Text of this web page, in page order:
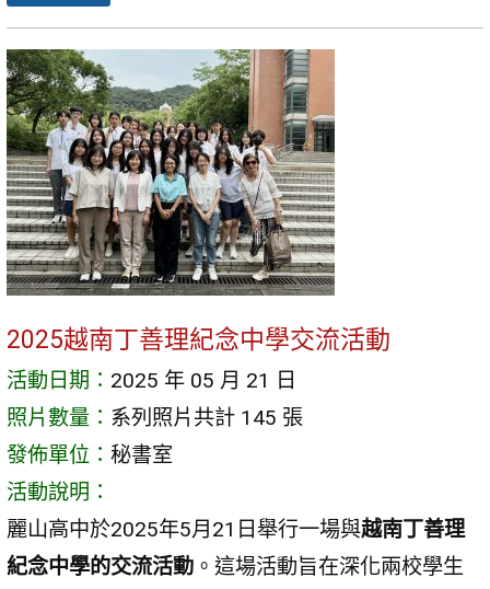
2025越南丁善理紀念中學交流活動
活動日期： 2025 年 05 月 21 日
照片數量： 系列照片共計 145 張
發佈單位： 秘書室
活動說明：
麗山高中於2025年5月21日舉行一場與越南丁善理
紀念中學的交流活動 。這場活動旨在深化兩校學生